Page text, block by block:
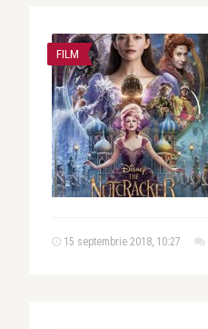
FILM
15 septembrie 2018, 10:27